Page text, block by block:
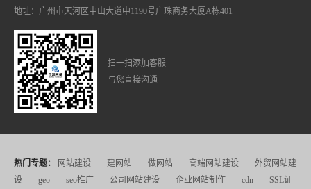
地址：广州市天河区中山大道中1190号广珠商务大厦A栋401
扫一扫添加客服
与您直接沟通
热门专题： 网站建设 建网站 做网站 高端网站建设
外贸网站建
设
geo seo推广 公司网站建设 企业网站制作 cdn SSL证